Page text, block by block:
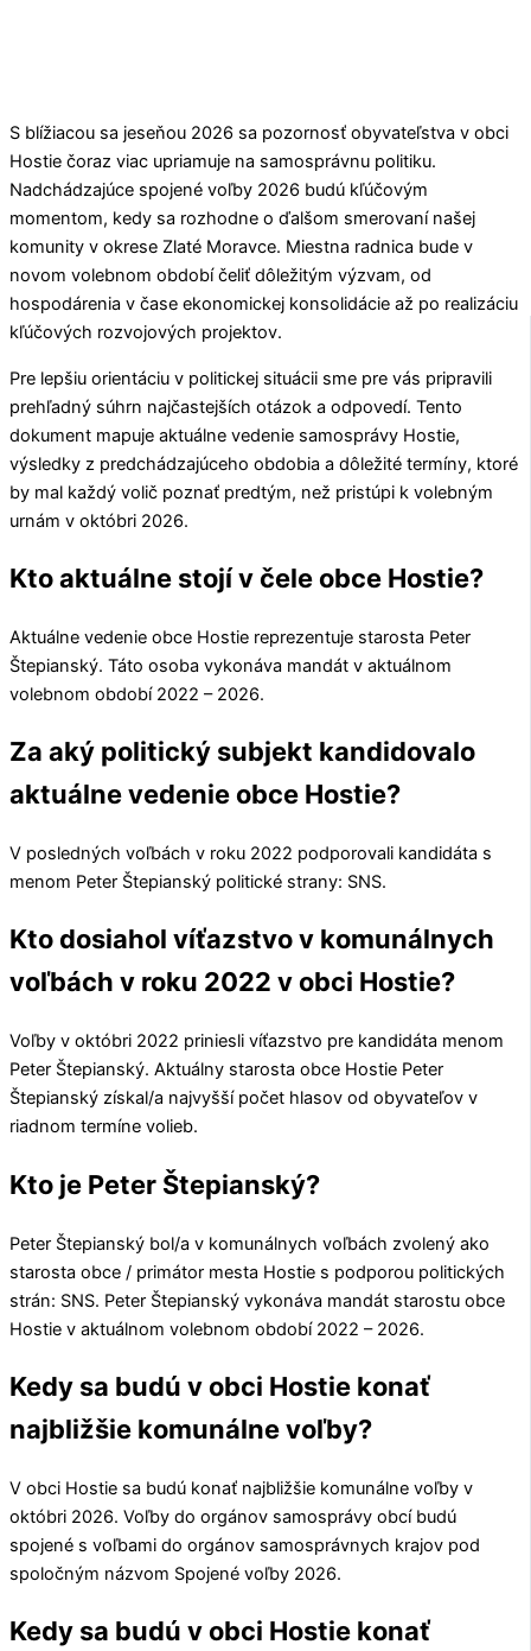
S blížiacou sa jeseňou 2026 sa pozornosť obyvateľstva v obci
Hostie čoraz viac upriamuje na samosprávnu politiku.
Nadchádzajúce spojené voľby 2026 budú kľúčovým
momentom, kedy sa rozhodne o ďalšom smerovaní našej
komunity v okrese Zlaté Moravce. Miestna radnica bude v
novom volebnom období čeliť dôležitým výzvam, od
hospodárenia v čase ekonomickej konsolidácie až po realizáciu
kľúčových rozvojových projektov.
Pre lepšiu orientáciu v politickej situácii sme pre vás pripravili
prehľadný súhrn najčastejších otázok a odpovedí. Tento
dokument mapuje aktuálne vedenie samosprávy Hostie,
výsledky z predchádzajúceho obdobia a dôležité termíny, ktoré
by mal každý volič poznať predtým, než pristúpi k volebným
urnám v októbri 2026.
Kto aktuálne stojí v čele obce Hostie?
Aktuálne vedenie obce Hostie reprezentuje starosta Peter
Štepianský. Táto osoba vykonáva mandát v aktuálnom
volebnom období 2022 – 2026.
Za aký politický subjekt kandidovalo
aktuálne vedenie obce Hostie?
V posledných voľbách v roku 2022 podporovali kandidáta s
menom Peter Štepianský politické strany: SNS.
Kto dosiahol víťazstvo v komunálnych
voľbách v roku 2022 v obci Hostie?
Voľby v októbri 2022 priniesli víťazstvo pre kandidáta menom
Peter Štepianský. Aktuálny starosta obce Hostie Peter
Štepianský získal/a najvyšší počet hlasov od obyvateľov v
riadnom termíne volieb.
Kto je Peter Štepianský?
Peter Štepianský bol/a v komunálnych voľbách zvolený ako
starosta obce / primátor mesta Hostie s podporou politických
strán: SNS. Peter Štepianský vykonáva mandát starostu obce
Hostie v aktuálnom volebnom období 2022 – 2026.
Kedy sa budú v obci Hostie konať
najbližšie komunálne voľby?
V obci Hostie sa budú konať najbližšie komunálne voľby v
októbri 2026. Voľby do orgánov samosprávy obcí budú
spojené s voľbami do orgánov samosprávnych krajov pod
spoločným názvom Spojené voľby 2026.
Kedy sa budú v obci Hostie konať